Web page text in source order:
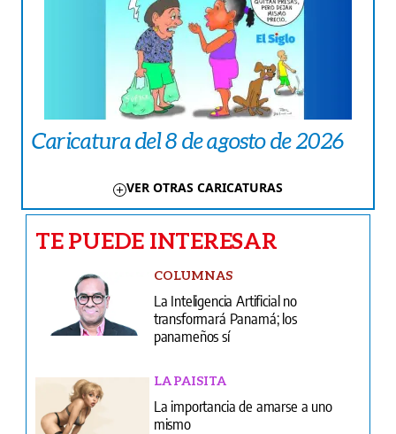
Caricatura del 8 de agosto de 2026
VER OTRAS CARICATURAS
TE PUEDE INTERESAR
COLUMNAS
La Inteligencia Artificial no
transformará Panamá; los
panameños sí
LA PAISITA
La importancia de amarse a uno
mismo